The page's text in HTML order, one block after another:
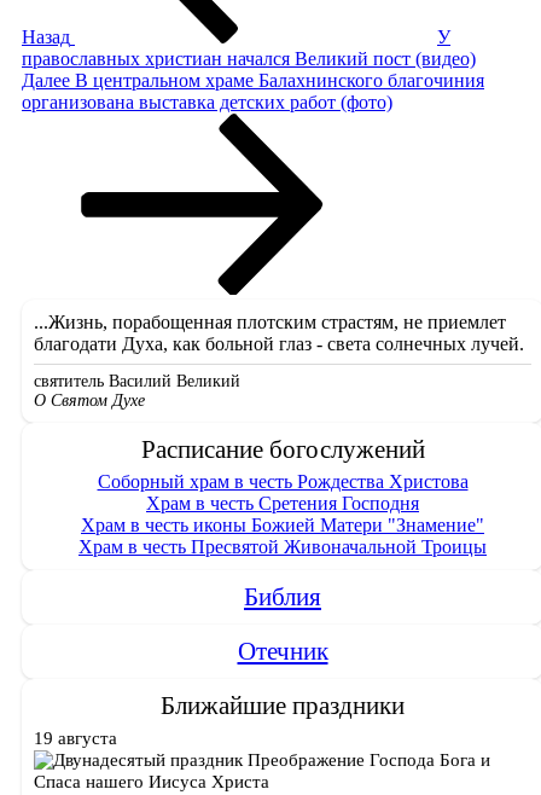
Назад
У
православных христиан начался Великий пост (видео)
Следующая
запись
Далее В центральном храме Балахнинского благочиния
организована выставка детских работ (фото)
...Жизнь, порабощенная плотским страстям, не приемлет
благодати Духа, как больной глаз - света солнечных лучей.
святитель Василий Великий
О Святом Духе
Расписание богослужений
Соборный храм в честь Рождества Христова
Храм в честь Сретения Господня
Храм в честь иконы Божией Матери "Знамение"
Храм в честь Пресвятой Живоначальной Троицы
Библия
Отечник
Ближайшие праздники
19 августа
Преображение Господа Бога и
Спаса нашего Иисуса Христа